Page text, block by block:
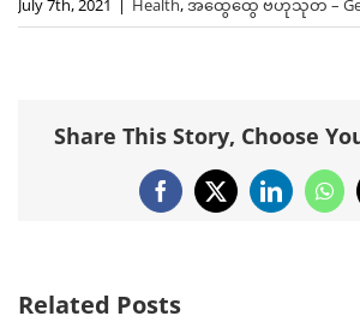
July 7th, 2021 | Health,အထွေထွေ ဗဟုသုတ –
Share This Story, Choose
Facebook
X LinkedIn
Related Posts